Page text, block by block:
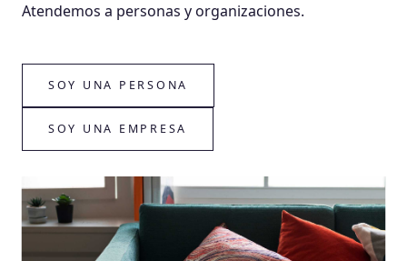
Atendemos a personas y organizaciones.
SOY UNA PERSONA
SOY UNA EMPRESA